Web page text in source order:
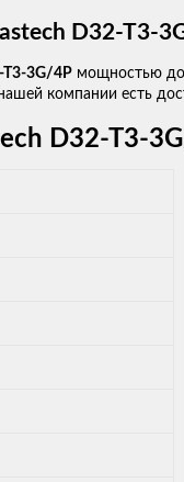
D32-T3-
T3-3G/4P мощностью
компании есть
D32-T3-